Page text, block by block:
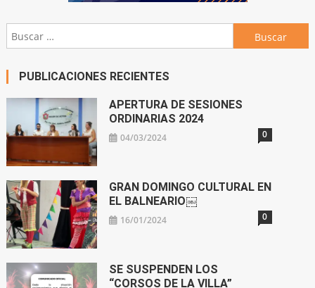
Buscar:
PUBLICACIONES RECIENTES
APERTURA DE SESIONES
ORDINARIAS 2024
04/03/2024 0
GRAN DOMINGO CULTURAL EN
EL BALNEARIO￼
16/01/2024 0
SE SUSPENDEN LOS
“CORSOS DE LA VILLA”